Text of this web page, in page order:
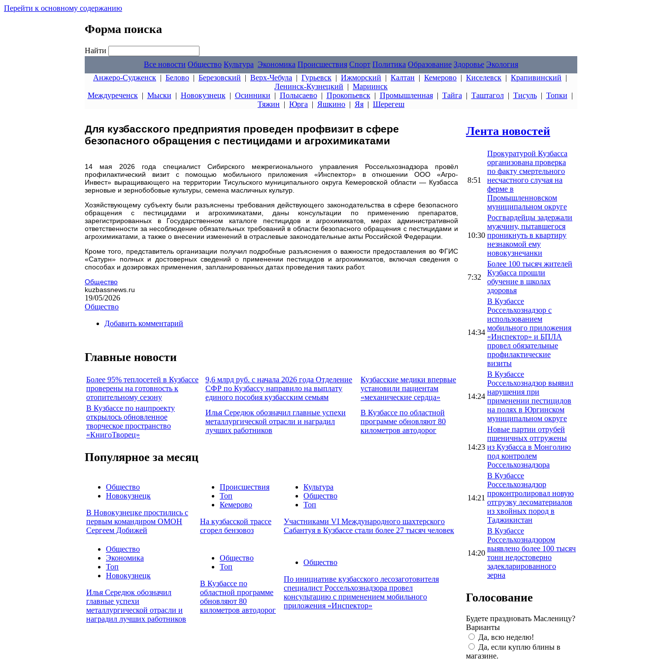
Перейти к основному содержанию
Форма поиска
Найти
Все новости Общество Культура Экономика Происшествия Спорт Политика Образование Здоровье Экология
Анжеро-Судженск | Белово | Березовский | Верх-Чебула | Гурьевск | Ижморский | Калтан | Кемерово | Киселевск | Крапивинский |
Ленинск-Кузнецкий | Мариинск
Междуреченск| Мыски | Новокузнецк| Осинники | Полысаево| Прокопьевск| Промышленная| Тайга | Таштагол| Тисуль| Топки |
Тяжин | Юрга | Яшкино | Яя | Шерегеш
Для кузбасского предприятия проведен профвизит в сфере
безопасного обращения с пестицидами и агрохимикатами
14 мая 2026 года специалист Сибирского межрегионального управления Россельхознадзора провёл
профилактический визит с помощью мобильного приложения «Инспектор» в отношении ООО «Агро-
Инвест» выращивающего на территории Тисульского муниципального округа Кемеровской области — Кузбасса
зерновые и зернобобовые культуры, семена масличных культур.
Хозяйствующему субъекту были разъяснены требования действующего законодательства в сфере безопасного
обращения с пестицидами и агрохимикатами, даны консультации по применению препаратов,
зарегистрированных в Государственном каталоге пестицидов и агрохимикатов, мерах административной
ответственности за несоблюдение обязательных требований в области безопасного обращения с пестицидами и
агрохимикатами, а также о внесении изменений в отраслевые законодательные акты Российской Федерации.
Кроме того, представитель организации получил подробные разъяснения о важности предоставления во ФГИС
«Сатурн» полных и достоверных сведений о применении пестицидов и агрохимикатов, включая сведения о
способах и дозировках применения, запланированных датах проведения таких работ.
Общество
kuzbassnews.ru
19/05/2026
Общество
Добавить комментарий
Главные новости
Более 95% теплосетей в Кузбассе
проверены на готовность к
отопительному сезону
9,6 млрд руб. с начала 2026 года Отделение
СФР по Кузбассу направило на выплату
единого пособия кузбасским семьям
Кузбасские медики впервые
установили пациентам
«механические сердца»
В Кузбассе по нацпроекту
открылось обновленное
творческое пространство
«КнигоТворец»
Илья Середюк обозначил главные успехи
металлургической отрасли и наградил
лучших работников
В Кузбассе по областной
программе обновляют 80
километров автодорог
Популярное за месяц
Общество
Новокузнецк
В Новокузнецке простились с
первым командиром ОМОН
Сергеем Добижей
Происшествия
Топ
Кемерово
На кузбасской трассе
сгорел бензовоз
Культура
Общество
Топ
Участниками VI Международного шахтерского
Сабантуя в Кузбассе стали более 27 тысяч человек
Общество
Экономика
Топ
Новокузнецк
Илья Середюк обозначил
главные успехи
металлургической отрасли и
наградил лучших работников
Общество
Топ
В Кузбассе по
областной программе
обновляют 80
километров автодорог
Общество
По инициативе кузбасского лесозаготовителя
специалист Россельхознадзора провел
консультацию с применением мобильного
приложения «Инспектор»
Лента новостей
8:51
Прокуратурой Кузбасса
организована проверка
по факту смертельного
несчастного случая на
ферме в
Промышленновском
муниципальном округе
10:30
Росгвардейцы задержали
мужчину, пытавшегося
проникнуть в квартиру
незнакомой ему
новокузнечанки
7:32
Более 100 тысяч жителей
Кузбасса прошли
обучение в школах
здоровья
14:34
В Кузбассе
Россельхознадзор с
использованием
мобильного приложения
«Инспектор» и БПЛА
провел обязательные
профилактические
визиты
14:24
В Кузбассе
Россельхознадзор выявил
нарушения при
применении пестицидов
на полях в Юргинском
муниципальном округе
14:23
Новые партии отрубей
пшеничных отгружены
из Кузбасса в Монголию
под контролем
Россельхознадзора
14:21
В Кузбассе
Россельхознадзор
проконтролировал новую
отгрузку лесоматериалов
из хвойных пород в
Таджикистан
14:20
В Кузбассе
Россельхознадзором
выявлено более 100 тысяч
тонн недостоверно
задекларированного
зерна
Голосование
Будете праздновать Масленицу?
Варианты
Да, всю неделю!
Да, если куплю блины в
магазине.